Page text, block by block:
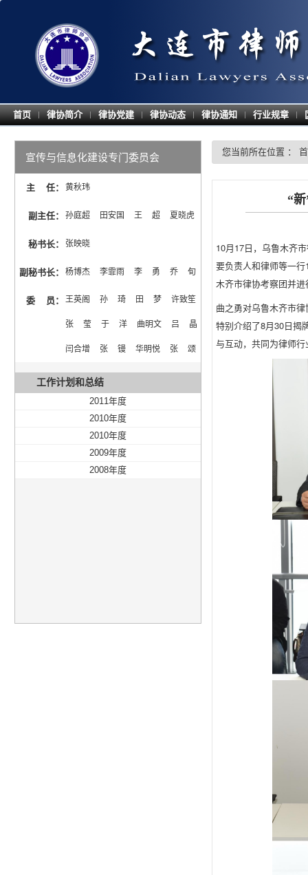
首页 | 律协简介 | 律协党建 | 律协动态 | 律协通知 | 行业规章 |
宣传与信息化建设专门委员会
主 任： 黄秋玮
副主任： 孙庭超  田安国  王  超  夏晓虎
秘书长： 张映晓
副秘书长： 杨博杰  李霏雨  李  勇  乔  旬
委 员 ： 王英阁  孙  琦  田  梦  许致笙
张  莹  于  洋  曲明文  吕  晶
闫合增  张  镘  华明悦  张  颂
工作计划和总结
2011年度
2010年度
2010年度
2009年度
2008年度
您当前所在位置 ：
“
10月17日，乌鲁木齐
要负责人和律师等一
木齐市律协考察团并
曲之勇对乌鲁木齐市
特别介绍了8月30日揭
与互动，共同为律师